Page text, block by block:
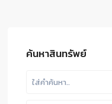
ค้นหาสินทรัพย์